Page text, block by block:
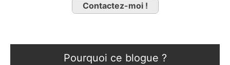
Contactez-moi !
Pourquoi ce blogue ?